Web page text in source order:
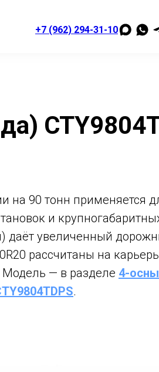
+7 (962) 294-31-10
на 90 тонн применяется
и
даёт увеличенный
рассчитаны на
Модель — в разделе 4-
.